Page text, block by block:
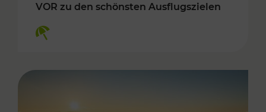
VOR zu den schönsten Ausflugszielen